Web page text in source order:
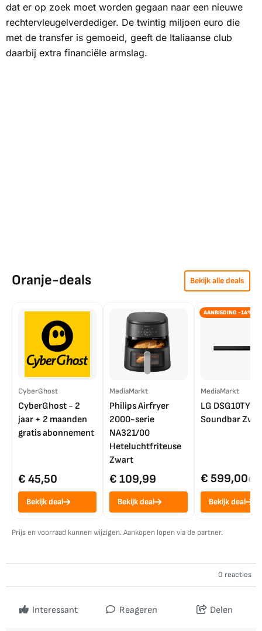
dat er op zoek moet worden gegaan naar een nieuwe
rechtervleugelverdediger. De twintig miljoen euro die
met de transfer is gemoeid, geeft de Italiaanse club
daarbij extra financiële armslag.
Oranje-deals Bekijk alle deals
CyberGhost
CyberGhost - 2
jaar + 2 maanden
gratis abonnement
€ 45,50
Bekijk deal
MediaMarkt
Philips Airfryer
2000-serie
NA321/00
Heteluchtfriteuse
Zwart
€ 109,99
Bekijk deal
AANBIEDING -14%
MediaMarkt
LG DSG10TY
Soundbar
€ 599,00€
Bekijk deal
Prijs en voorraad kunnen wijzigen. Aankopen lopen via de partner.
0 reacties
Interessant Reageren Delen